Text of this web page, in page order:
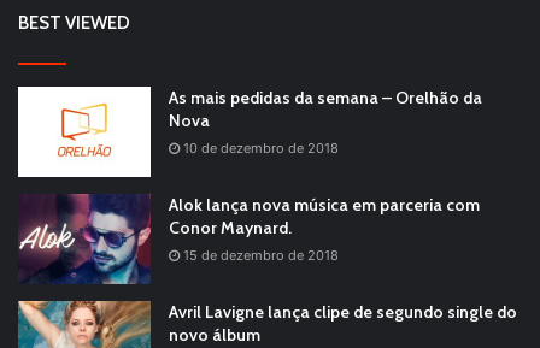
BEST VIEWED
As mais pedidas da semana – Orelhão da
Nova
10 de dezembro de 2018
Alok lança nova música em parceria com
Conor Maynard.
15 de dezembro de 2018
Avril Lavigne lança clipe de segundo single do
novo álbum